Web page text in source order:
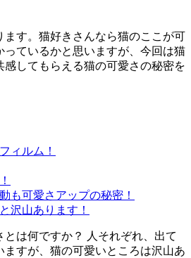
ます。猫好きさんなら猫のここが可
っているかと思いますが、今回は猫
感してもらえる猫の可愛さの秘密を
ィルム！
も可愛さアップの秘密！
沢山あります！
は何ですか？ 人それぞれ、出て
ますが、猫の可愛いところは沢山あ